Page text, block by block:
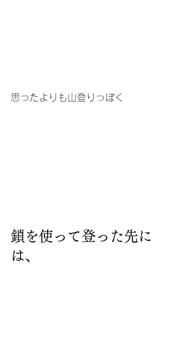
思ったよりも山登りっぽく
鎖を使って登った先に
は、